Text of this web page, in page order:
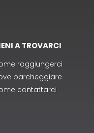
A TROVARCI
raggiungerci
parcheggiare
contattarci